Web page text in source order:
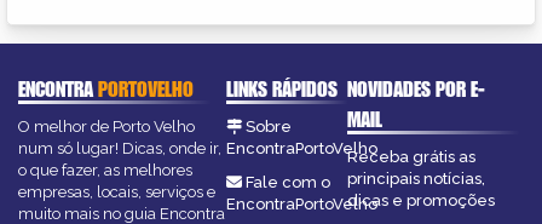
ENCONTRAPORTOVELHO
O melhor de Porto Velho
num só lugar! Dicas, onde ir,
o que fazer, as melhores
empresas, locais, serviços e
muito mais no guia Encontra
LINKS RÁPIDOS
Sobre
EncontraPortoVelho
Fale com o
EncontraPortoVelho
NOVIDADES POR E-
MAIL
Receba grátis as
principais notícias,
dicas e promoções